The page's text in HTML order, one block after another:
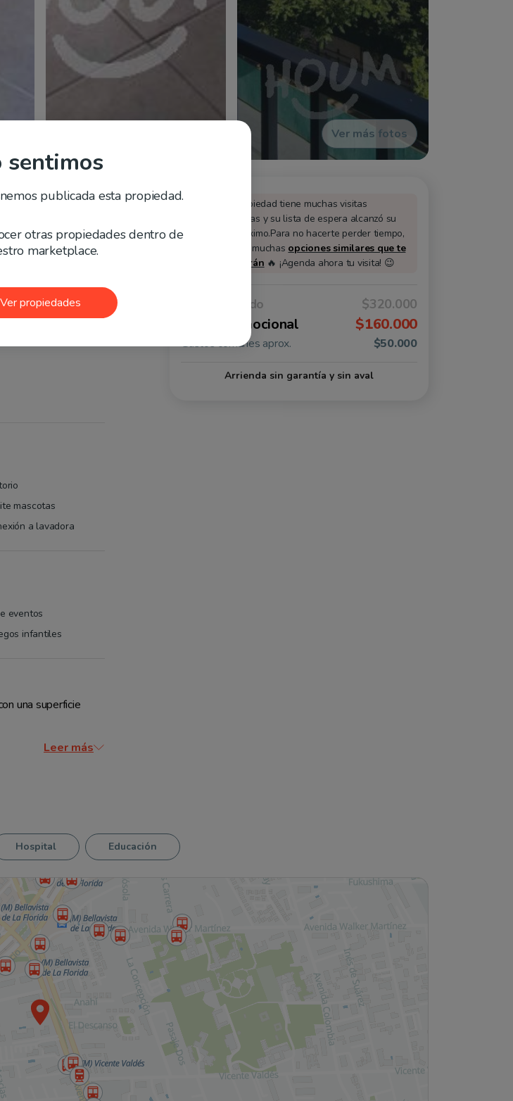
Ver más fotos
mascotas
a lavadora
eventos
infantiles
una superficie
Leer más
Esta propiedad tiene muchas visitas
agendadas y su lista de espera alcanzó su
cupo máximo.Para no hacerte perder tiempo,
tenemos muchas opciones similares que te
encantarán 🔥 ¡Agenda ahora tu visita! 😉
Valor arriendo $320.000
Valor promocional $160.000
Gastos comunes aprox. $50.000
Arrienda sin garantía y sin aval
Hospital Educación
sentimos
publicada esta propiedad.
otras propiedades dentro de
marketplace.
Ver propiedades